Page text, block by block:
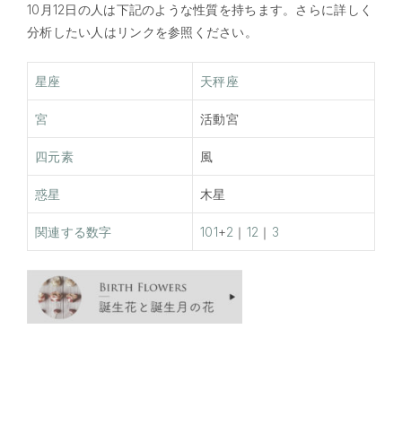
10月12日の人は下記のような性質を持ちます。さらに詳しく
分析したい人はリンクを参照ください。
星座 天秤座
宮 活動宮
四元素 風
惑星 木星
関連する数字 101+2 ｜ 12 ｜ 3